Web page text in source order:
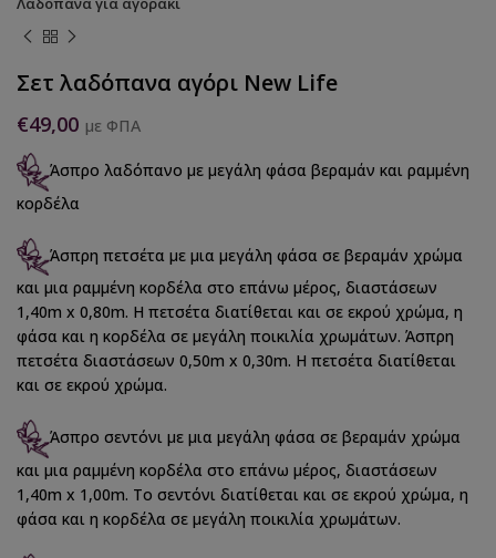
Σετ λαδόπανα αγόρι New Life
€49,00 με ΦΠΑ
Άσπρο λαδόπανο με μεγάλη φάσα βεραμάν και ραμμένη
κορδέλα
Άσπρη πετσέτα με μια μεγάλη φάσα σε βεραμάν χρώμα
και μια ραμμένη κορδέλα στο επάνω μέρος, διαστάσεων
1,40m x 0,80m. Η πετσέτα διατίθεται και σε εκρού χρώμα, η
φάσα και η κορδέλα σε μεγάλη ποικιλία χρωμάτων. Άσπρη
πετσέτα διαστάσεων 0,50m x 0,30m. Η πετσέτα διατίθεται
και σε εκρού χρώμα.
Άσπρο σεντόνι με μια μεγάλη φάσα σε βεραμάν χρώμα
και μια ραμμένη κορδέλα στο επάνω μέρος, διαστάσεων
1,40m x 1,00m. Το σεντόνι διατίθεται και σε εκρού χρώμα, η
φάσα και η κορδέλα σε μεγάλη ποικιλία χρωμάτων.